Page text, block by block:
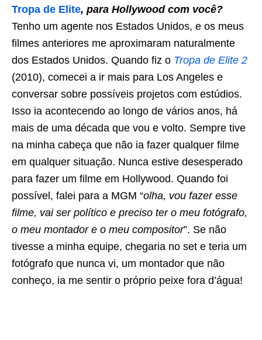
Tropa de Elite, para Hollywood com você?
Tenho um agente nos Estados Unidos, e os meus
filmes anteriores me aproximaram naturalmente
dos Estados Unidos. Quando fiz o Tropa de Elite 2
(2010), comecei a ir mais para Los Angeles e
conversar sobre possíveis projetos com estúdios.
Isso ia acontecendo ao longo de vários anos, há
mais de uma década que vou e volto. Sempre tive
na minha cabeça que não ia fazer qualquer filme
em qualquer situação. Nunca estive desesperado
para fazer um filme em Hollywood. Quando foi
possível, falei para a MGM “olha, vou fazer esse
filme, vai ser político e preciso ter o meu fotógrafo,
o meu montador e o meu compositor”. Se não
tivesse a minha equipe, chegaria no set e teria um
fotógrafo que nunca vi, um montador que não
conheço, ia me sentir o próprio peixe fora d’água!